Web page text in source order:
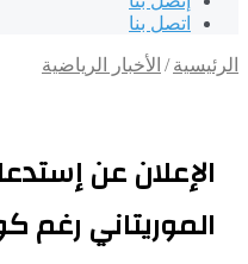
اتصل بنا
الرئيسية /الأخبار الرياضية
الإعلان عن
الموريتاني رغم